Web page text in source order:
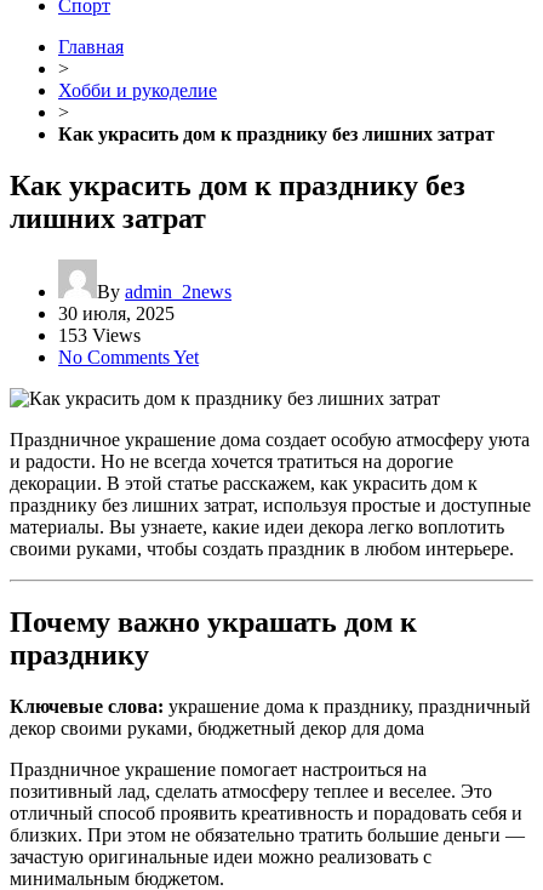
Спорт
Главная
>
Хобби и рукоделие
>
Как украсить дом к празднику без лишних затрат
Как украсить дом к празднику без
лишних затрат
By admin_2news
30 июля, 2025
153 Views
No Comments Yet
Праздничное украшение дома создает особую атмосферу уюта
и радости. Но не всегда хочется тратиться на дорогие
декорации. В этой статье расскажем, как украсить дом к
празднику без лишних затрат, используя простые и доступные
материалы. Вы узнаете, какие идеи декора легко воплотить
своими руками, чтобы создать праздник в любом интерьере.
Почему важно украшать дом к
празднику
Ключевые слова: украшение дома к празднику, праздничный
декор своими руками, бюджетный декор для дома
Праздничное украшение помогает настроиться на
позитивный лад, сделать атмосферу теплее и веселее. Это
отличный способ проявить креативность и порадовать себя и
близких. При этом не обязательно тратить большие деньги —
зачастую оригинальные идеи можно реализовать с
минимальным бюджетом.